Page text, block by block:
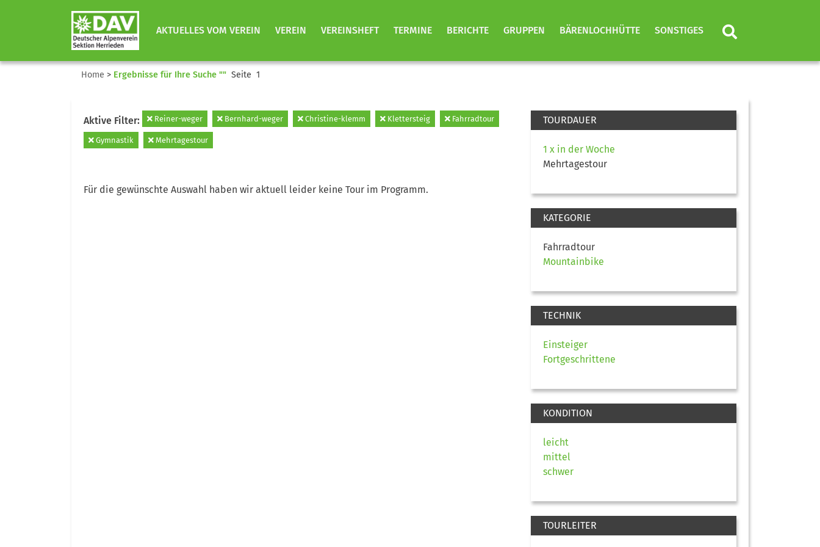
AKTUELLES VOM VEREIN VEREIN VEREINSHEFT TERMINE BERICHTE GRUPPEN BÄRENLOCHHÜTTE SONSTIGES
Home > Ergebnisse für Ihre Suche "" Seite 1
Aktive Filter: Reiner-weger Bernhard-weger Christine-klemm Klettersteig Fahrradtour
Gymnastik Mehrtagestour
Für die gewünschte Auswahl haben wir aktuell leider keine Tour im Programm.
TOURDAUER
1 x in der Woche
Mehrtagestour
KATEGORIE
Fahrradtour
Mountainbike
TECHNIK
Einsteiger
Fortgeschrittene
KONDITION
leicht
mittel
schwer
TOURLEITER